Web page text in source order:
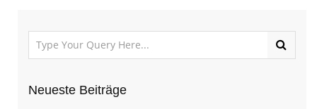
Neueste Beiträge